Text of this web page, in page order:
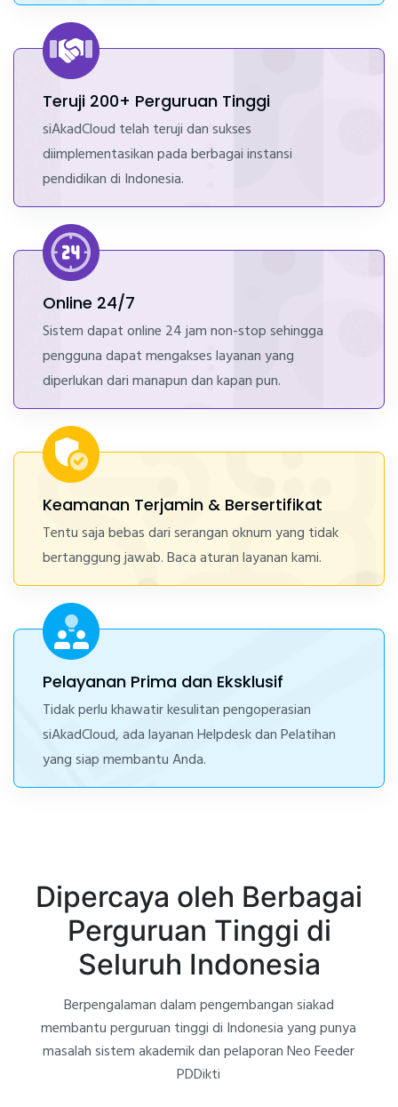
Teruji 200+ Perguruan Tinggi
siAkadCloud telah teruji dan sukses
diimplementasikan pada berbagai instansi
pendidikan di Indonesia.
Online 24/7
Sistem dapat online 24 jam non-stop sehingga
pengguna dapat mengakses layanan yang
diperlukan dari manapun dan kapan pun.
Keamanan Terjamin & Bersertifikat
Tentu saja bebas dari serangan oknum yang tidak
bertanggung jawab. Baca aturan layanan kami.
Pelayanan Prima dan Eksklusif
Tidak perlu khawatir kesulitan pengoperasian
siAkadCloud, ada layanan Helpdesk dan Pelatihan
yang siap membantu Anda.
Dipercaya oleh Berbagai
Perguruan Tinggi di
Seluruh Indonesia
Berpengalaman dalam pengembangan siakad
membantu perguruan tinggi di Indonesia yang punya
masalah sistem akademik dan pelaporan Neo Feeder
PDDikti